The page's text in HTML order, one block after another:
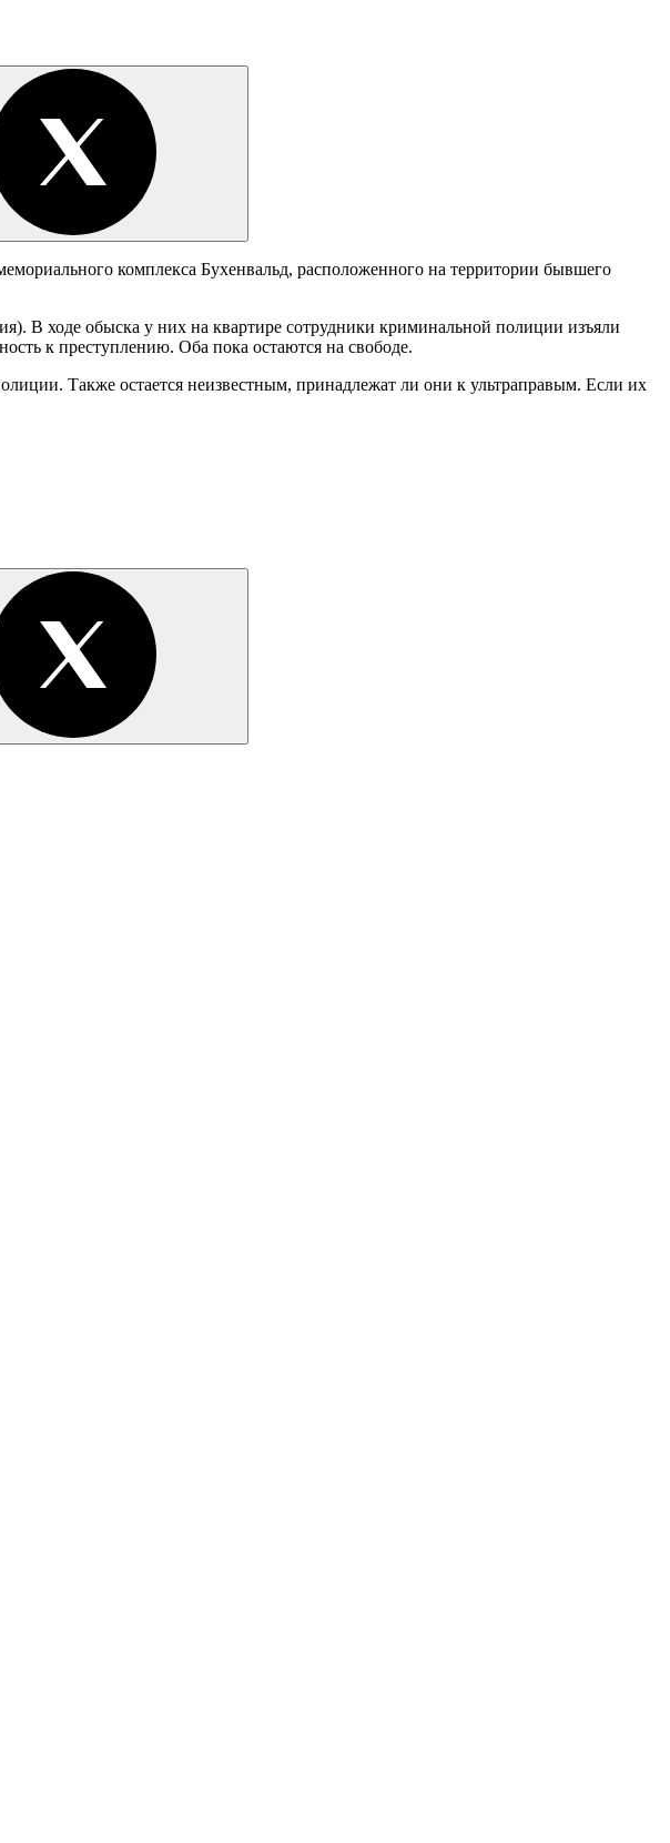
комплекса Бухенвальд, расположенного на территории бывшего
В ходе обыска у них на квартире сотрудники криминальной полиции изъяли
к преступлению. Оба пока остаются на свободе.
Также остается неизвестным, принадлежат ли они к ультраправым. Если их